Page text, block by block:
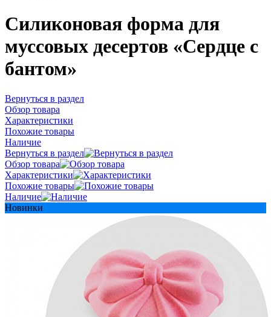
Силиконовая форма для
муссовых десертов «Сердце с
бантом»
Вернуться в раздел
Обзор товара
Характеристики
Похожие товары
Наличие
Вернуться в раздел
Обзор товара
Характеристики
Похожие товары
Наличие
Новинки